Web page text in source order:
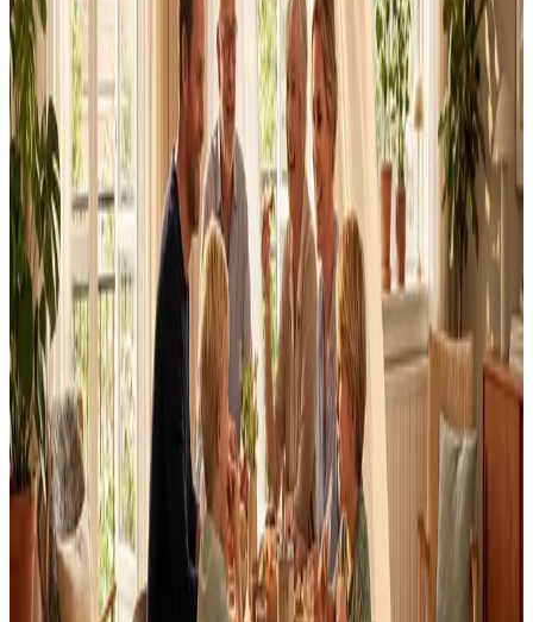
Dimensionering efter BR18 og AT-krav